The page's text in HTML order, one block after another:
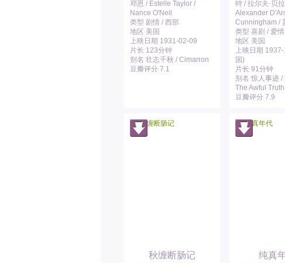
邓恩 / Estelle Taylor /
Nance O'Neil
类型 剧情 / 西部
地区 美国
上映日期 1931-02-09
片长 123分钟
别名 壮志千秋 / Cimarron
豆瓣评分 7.1
特 / 拉尔夫·贝
Alexander
Cunningham /
类型 喜剧 / 爱情
地区 美国
上映日期
国)
片长 91分钟
别名 惊人事迹 /
The Awful Truth
豆瓣评分 7.9
秋缠断肠记 纯真